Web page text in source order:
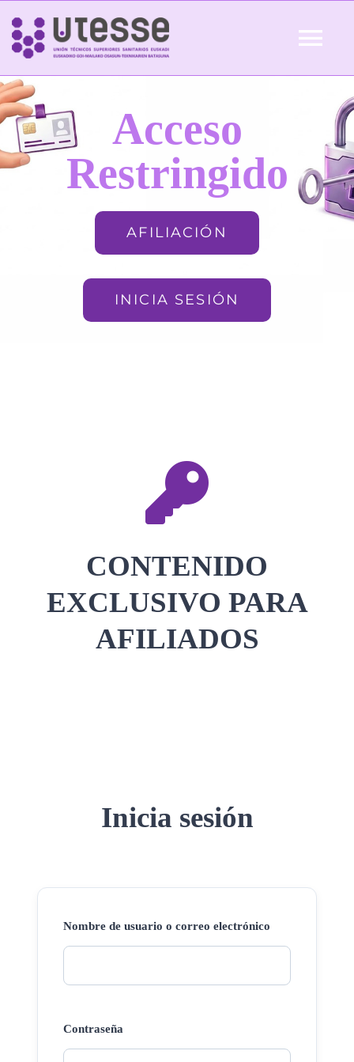
Skip
content
Inicio
QUIÉNES SOMOS Acceso
Restringido
AFILIACIÓN
INICIA SESIÓN
CONTENIDO
EXCLUSIVO PARA
AFILIADOS
Inicia sesión
Nombre de usuario o correo electrónico
Contraseña